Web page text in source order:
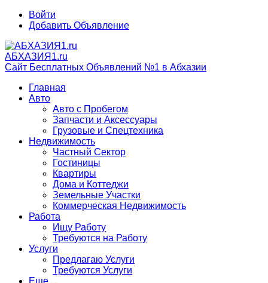
Войти
Добавить Объявление
АБХАЗИЯ1.ru
Сайт Бесплатных Объявлений №1 в Абхазии
Главная
Авто
Авто с Пробегом
Запчасти и Аксессуары
Грузовые и Спецтехника
Недвижимость
Частный Сектор
Гостиницы
Квартиры
Дома и Коттеджи
Земельные Участки
Коммерческая Недвижимость
Работа
Ищу Работу
Требуются на Работу
Услуги
Предлагаю Услуги
Требуются Услуги
Еще...